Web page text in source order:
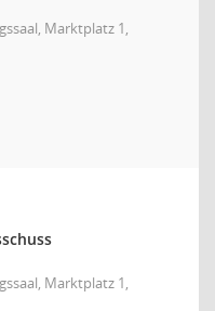
Marktplatz 1,
Marktplatz 1,